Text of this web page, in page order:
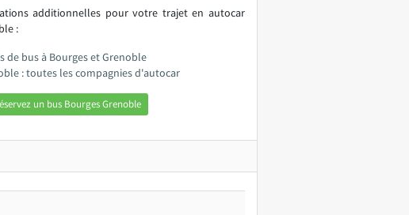
additionnelles pour votre trajet en autocar
:
de bus à Bourges et Grenoble
: toutes les compagnies d'autocar
un bus Bourges Grenoble